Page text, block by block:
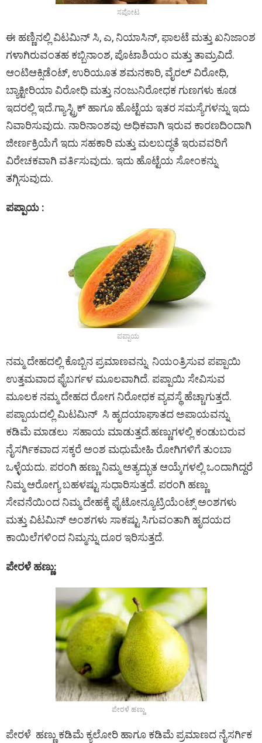
ಸಪೋಟ
ಈ ಹಣ್ಣಿನಲ್ಲಿ ವಿಟಮಿನ್ ಸಿ, ಎ, ನಿಯಾಸಿನ್, ಫಾಲಟೆ ಮತ್ತು ಖನಿಜಾಂಶ
ಗಳಾಗಿರುವಂತಹ ಕಬ್ಬಿನಾಂಶ, ಪೊಟಾಶಿಯಂ ಮತ್ತು ತಾಮ್ರವಿದೆ.
ಆಂಟಿಆಕ್ಸಿಡೆಂಟ್, ಉರಿಯೂತ ಶಮನಕಾರಿ, ವೈರಲ್ ವಿರೋಧಿ,
ಬ್ಯಾಕ್ಟೀರಿಯಾ ವಿರೋಧಿ ಮತ್ತು ನಂಜುನಿರೋಧಕ ಗುಣಗಳು ಕೂಡ
ಇದರಲ್ಲಿ ಇದೆ.ಗ್ಯಾಸ್ಟ್ರಿಕ್ ಹಾಗೂ ಹೊಟ್ಟೆಯ ಇತರ ಸಮಸ್ಯೆಗಳನ್ನು ಇದು
ನಿವಾರಿಸುವುದು. ನಾರಿನಾಂಶವು ಅಧಿಕವಾಗಿ ಇರುವ ಕಾರಣದಿಂದಾಗಿ
ಜೀರ್ಣಕ್ರಿಯೆಗೆ ಇದು ಸಹಕಾರಿ ಮತ್ತು ಮಲಬದ್ಧತೆ ಇರುವವರಿಗೆ
ವಿರೇಚಕವಾಗಿ ವರ್ತಿಸುವುದು. ಇದು ಹೊಟ್ಟೆಯ ಸೋಂಕನ್ನು
ತಗ್ಗಿಸುವುದು.
ಪಪ್ಪಾಯ :
ಪಪ್ಪಾಯ
ನಮ್ಮ ದೇಹದಲ್ಲಿ ಕೊಬ್ಬಿನ ಪ್ರಮಾಣವನ್ನು ನಿಯಂತ್ರಿಸುವ ಪಪ್ಪಾಯಿ
ಉತ್ತಮವಾದ ಫೈಬರ್ಗಳ ಮೂಲವಾಗಿದೆ. ಪಪ್ಪಾಯಿ ಸೇವಿಸುವ
ಮೂಲಕ ನಮ್ಮ ದೇಹದ ರೋಗ ನಿರೋಧಕ ವ್ಯವಸ್ಥೆ ಹೆಚ್ಚಾಗುತ್ತದೆ.
ಪಪ್ಪಾಯದಲ್ಲಿ ಮಿಟಮಿನ್ ಸಿ ಹೃದಯಾಘಾತದ ಅಪಾಯವನ್ನು
ಕಡಿಮೆ ಮಾಡಲು ಸಹಾಯ ಮಾಡುತ್ತದೆ.ಹಣ್ಣುಗಳಲ್ಲಿ ಕಂಡುಬರುವ
ನೈಸರ್ಗಿಕವಾದ ಸಕ್ಕರೆ ಅಂಶ ಮಧುಮೇಹಿ ರೋಗಿಗಳಿಗೆ ತುಂಬಾ
ಒಳ್ಳೆಯದು. ಪರಂಗಿ ಹಣ್ಣು ನಿಮ್ಮ ಅತ್ಯದ್ಭುತ ಆಯ್ಕೆಗಳಲ್ಲಿ ಒಂದಾಗಿದ್ದರೆ
ನಿಮ್ಮ ಆರೋಗ್ಯ ಬಹಳಷ್ಟು ಸುಧಾರಿಸುತ್ತದೆ. ಪರಂಗಿ ಹಣ್ಣು
ಸೇವನೆಯಿಂದ ನಿಮ್ಮ ದೇಹಕ್ಕೆ ಫೈಟೋನ್ಯೂಟ್ರಿಯೆಂಟ್ಸ್ ಅಂಶಗಳು
ಮತ್ತು ವಿಟಮಿನ್ ಅಂಶಗಳು ಸಾಕಷ್ಟು ಸಿಗುವಂತಾಗಿ ಹೃದಯದ
ಕಾಯಿಲೆಗಳಿಂದ ನಿಮ್ಮನ್ನು ದೂರ ಇರಿಸುತ್ತದೆ.
ಪೇರಳೆ ಹಣ್ಣು:
ಪೇರಳೆ ಹಣ್ಣು
ಪೇರಳೆ ಹಣ್ಣು ಕಡಿಮೆ ಕ್ಯಲೋರಿ ಹಾಗೂ ಕಡಿಮೆ ಪ್ರಮಾಣದ ನೈಸರ್ಗಿಕ